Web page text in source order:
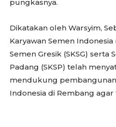
pungkasnya.
Dikatakan oleh Warsyim,
Karyawan Semen Indonesia
Semen Gresik (SKSG) serta
Padang (SKSP) telah
mendukung
Indonesia di Rembang